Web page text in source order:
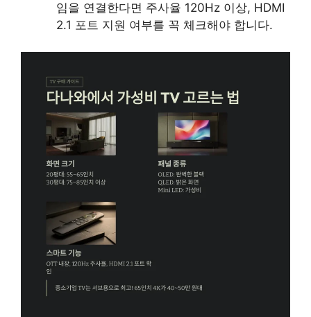
임을 연결한다면 주사율 120Hz 이상, HDMI
2.1 포트 지원 여부를 꼭 체크해야 합니다.